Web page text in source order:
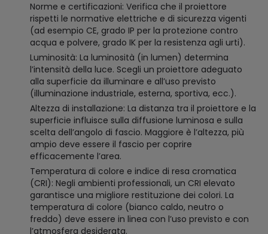
Norme e certificazioni: Verifica che il proiettore
rispetti le normative elettriche e di sicurezza vigenti
(ad esempio CE, grado IP per la protezione contro
acqua e polvere, grado IK per la resistenza agli urti).
Luminosità: La luminosità (in lumen) determina
l’intensità della luce. Scegli un proiettore adeguato
alla superficie da illuminare e all’uso previsto
(illuminazione industriale, esterna, sportiva, ecc.).
Altezza di installazione: La distanza tra il proiettore e la
superficie influisce sulla diffusione luminosa e sulla
scelta dell’angolo di fascio. Maggiore è l’altezza, più
ampio deve essere il fascio per coprire
efficacemente l’area.
Temperatura di colore e indice di resa cromatica
(CRI): Negli ambienti professionali, un CRI elevato
garantisce una migliore restituzione dei colori. La
temperatura di colore (bianco caldo, neutro o
freddo) deve essere in linea con l’uso previsto e con
l’atmosfera desiderata.